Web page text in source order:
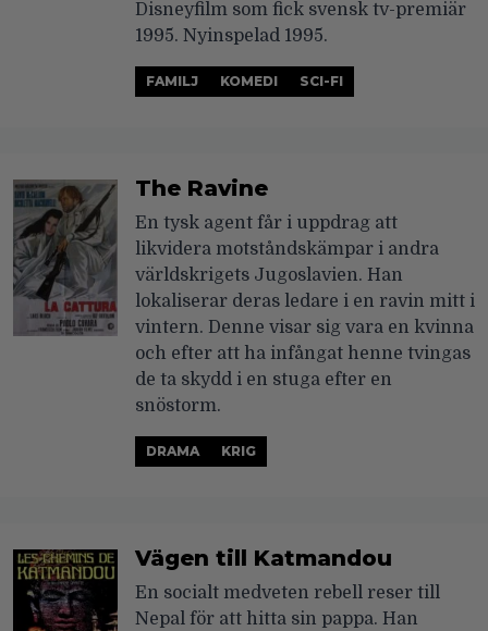
Disneyfilm som fick svensk tv-premiär
1995. Nyinspelad 1995.
FAMILJ KOMEDI SCI-FI
The Ravine
En tysk agent får i uppdrag att
likvidera motståndskämpar i andra
världskrigets Jugoslavien. Han
lokaliserar deras ledare i en ravin mitt i
vintern. Denne visar sig vara en kvinna
och efter att ha infångat henne tvingas
de ta skydd i en stuga efter en
snöstorm.
DRAMA KRIG
Vägen till Katmandou
En socialt medveten rebell reser till
Nepal för att hitta sin pappa. Han